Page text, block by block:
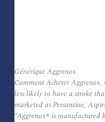
Générique Aggrenox
Comment Acheter
less likely to have a stroke
marketed as Persantine,
*Aggrenox® is manufactured